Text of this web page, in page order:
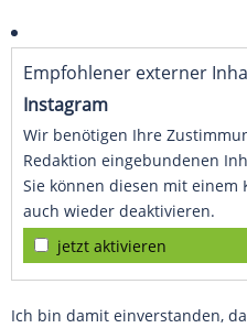
Empfohlener externer
Instagram
Wir benötigen Ihre
Redaktion eingebundenen
Sie können diesen mit einem
auch wieder deaktivieren.
jetzt aktivieren
Ich bin damit einverstanden,